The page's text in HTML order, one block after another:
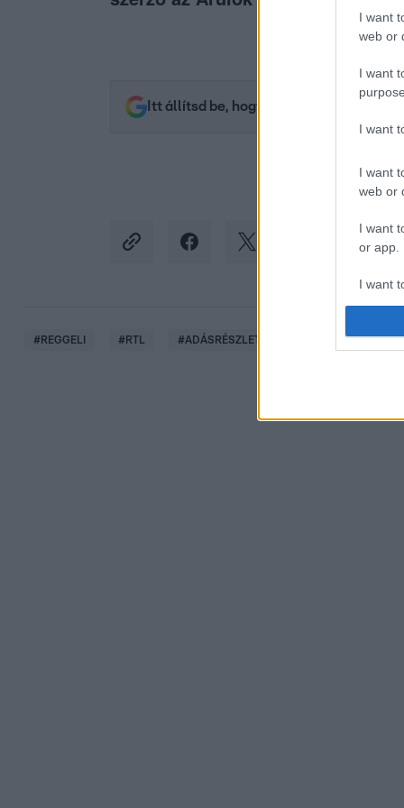
I want
web or
I want
I want
I want
web or
I want
or app.
I want
I want
Itt állítsd be, hogy az RTL.hu az elsők
#REGGELI #RTL #ADÁSRÉSZLETEK VIDEÓ #